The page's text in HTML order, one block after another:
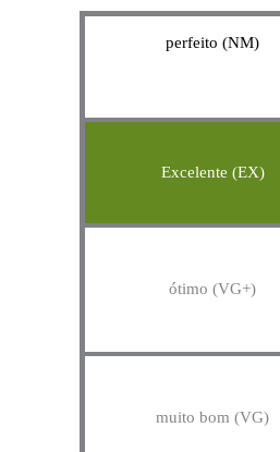
perfeito (NM)
Excelente (EX)
ótimo (VG+)
muito bom (VG)